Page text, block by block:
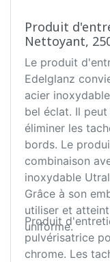
Produit
Nettoyant,
Le produit
Edelglanz
acier
bel éclat. Il
éliminer les
bords. Le
combinaison
inoxydable
Grâce à son
utiliser et
uniforme.
Produit
pulvérisatrice
chrome. Les